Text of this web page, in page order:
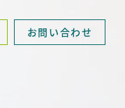
お問い合わせ